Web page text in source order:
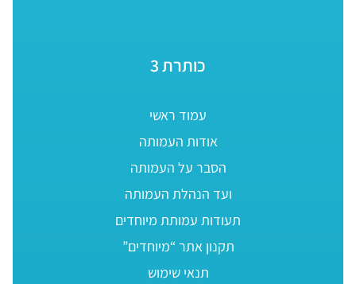
כותרת 3
עמוד ראשי
אודות העמותה
הסבר על העמותה
ועד הנהלת העמותה
תעודות עמותת מיוחדים
תקנון אתר “מיוחדים”
תנאי שימוש